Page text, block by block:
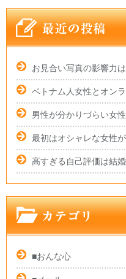
お見合い写真の影響力
ベトナム人女性とオン
男性が分かりづらい女
最初はオシャレな女性
高すぎる自己評価は結
■おんな心